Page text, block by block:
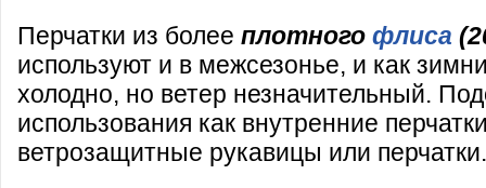
Перчатки из более плотного флиса
используют и в межсезонье, и как
холодно, но ветер незначительный.
использования как внутренние
ветрозащитные рукавицы или перчатки.